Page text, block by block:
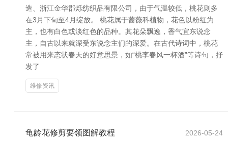
造、浙江金华郡烁纺织品有限公司，由于气温较低，桃花则多
在3月下旬至4月绽放。 桃花属于蔷薇科植物，花色以粉红为
主，也有白色或淡红色的品种。其花朵飘逸，香气宜东说念
主，自古以来就深受东说念主们的深爱。在古代诗词中，桃花
常被用来态状春天的好意思景，如“桃李春风一杯酒”等诗句，抒
发了
维修资讯
龟龄花修剪要领图解教程 2026-05-24